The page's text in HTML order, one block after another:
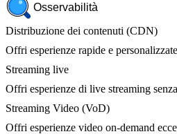
Osservabilità
Distribuzione dei contenuti (CDN)
Offri esperienze rapide e
Streaming live
Offri esperienze di live streaming
Streaming Video (VoD)
Offri esperienze video on-demand